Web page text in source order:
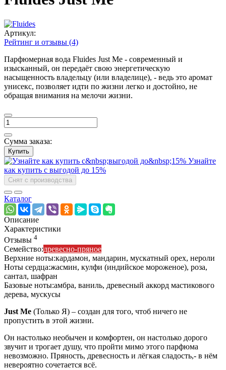
Артикул:
Рейтинг и отзывы (4)
Парфюмерная вода Fluides Just Me - современный и
изысканный, он передаёт свою энергетическую
насыщенность владельцу (или владелице), - ведь это аромат
унисекс, позволяет идти по жизни легко и достойно, не
обращая внимания на мелочи жизни.
Сумма заказа:
Купить
Узнайте
как купить с выгодой до 15%
Снят с производства
Каталог
Описание
Характеристики
Отзывы 4
Семейство:древесно-пряное
Верхние ноты:кардамон, мандарин, мускатный орех, нероли
Ноты сердца:жасмин, кулфи (индийское мороженое), роза,
сантал, шафран
Базовые ноты:амбра, ваниль, древесный аккорд мастикового
дерева, мускусы
Just Me (Только Я) – создан для того, чтоб ничего не
пропустить в этой жизни.
Он настолько необычен и комфортен, он настолько дорого
звучит и трогает душу, что пройти мимо этого парфюма
невозможно. Пряность, древесность и лёгкая сладость,- в нём
невероятно сочетается всё.